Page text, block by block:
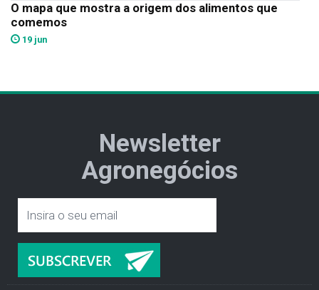
O mapa que mostra a origem dos alimentos que
comemos
19 jun
Newsletter
Agronegócios